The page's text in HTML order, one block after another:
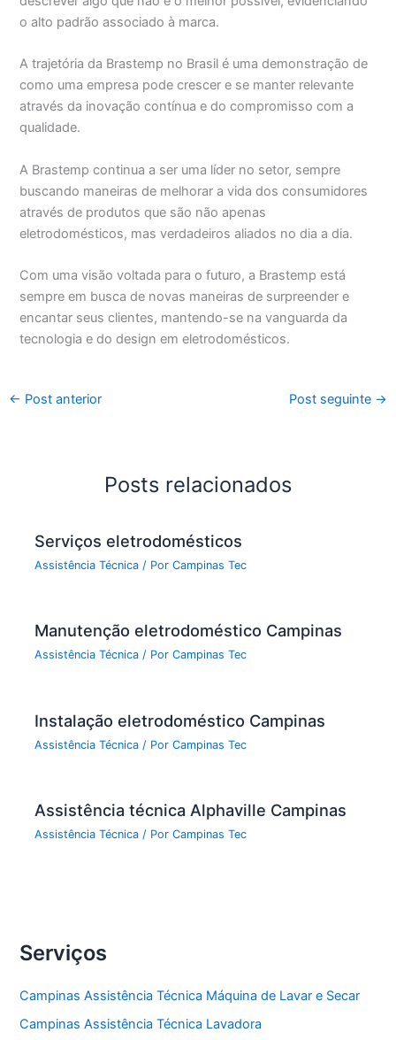
o alto padrão associado à marca.
A trajetória da Brastemp no Brasil é uma demonstração de
como uma empresa pode crescer e se manter relevante
através da inovação contínua e do compromisso com a
qualidade.
A Brastemp continua a ser uma líder no setor, sempre
buscando maneiras de melhorar a vida dos consumidores
através de produtos que são não apenas
eletrodomésticos, mas verdadeiros aliados no dia a dia.
Com uma visão voltada para o futuro, a Brastemp está
sempre em busca de novas maneiras de surpreender e
encantar seus clientes, mantendo-se na vanguarda da
tecnologia e do design em eletrodomésticos.
← Post anterior Post seguinte →
Posts relacionados
Serviços eletrodomésticos
Assistência Técnica / PorCampinas Tec
Manutenção eletrodoméstico Campinas
Assistência Técnica / PorCampinas Tec
Instalação eletrodoméstico Campinas
Assistência Técnica / PorCampinas Tec
Assistência técnica Alphaville Campinas
Assistência Técnica / PorCampinas Tec
Serviços
Campinas Assistência Técnica Máquina de Lavar e Secar
Campinas Assistência Técnica Lavadora